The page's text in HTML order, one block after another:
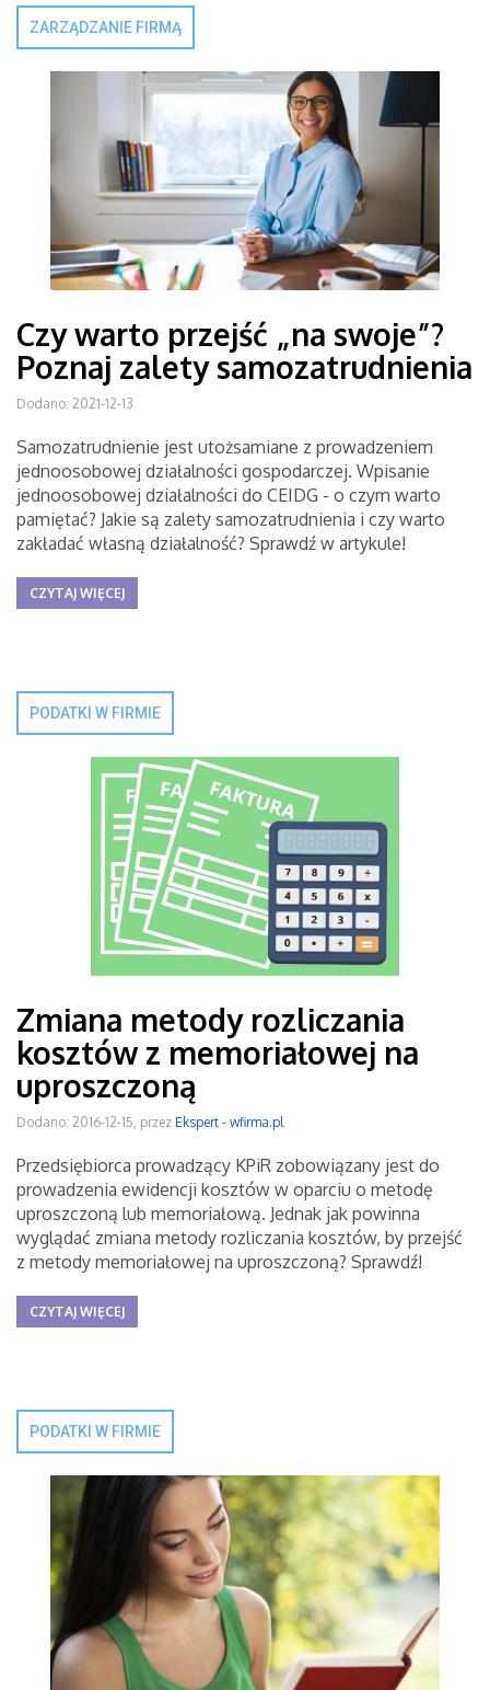
ZARZĄDZANIE FIRMĄ
Czy warto przejść „na swoje”?
Poznaj zalety samozatrudnienia
Dodano: 2021-12-13
Samozatrudnienie jest utożsamiane z prowadzeniem
jednoosobowej działalności gospodarczej. Wpisanie
jednoosobowej działalności do CEIDG - o czym warto
pamiętać? Jakie są zalety samozatrudnienia i czy warto
zakładać własną działalność? Sprawdź w artykule!
CZYTAJ WIĘCEJ
PODATKI W FIRMIE
Zmiana metody rozliczania
kosztów z memoriałowej na
uproszczoną
Dodano: 2016-12-15, przez Ekspert - wfirma.pl
Przedsiębiorca prowadzący KPiR zobowiązany jest do
prowadzenia ewidencji kosztów w oparciu o metodę
uproszczoną lub memoriałową. Jednak jak powinna
wyglądać zmiana metody rozliczania kosztów, by przejść
z metody memoriałowej na uproszczoną? Sprawdź!
CZYTAJ WIĘCEJ
PODATKI W FIRMIE